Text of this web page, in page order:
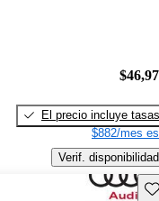
El precio incluye tasas
$882/mes
Verif. disponibilidad